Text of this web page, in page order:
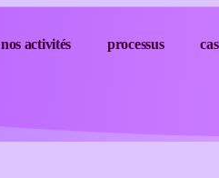
nos activités processus